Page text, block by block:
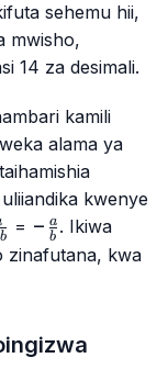
sehemu hii,
mwisho,
14 za desimali.
kamili
alama ya
kwenye
b}
b = -
\frac{a}
− b
a . Ikiwa
zinafutana, kwa